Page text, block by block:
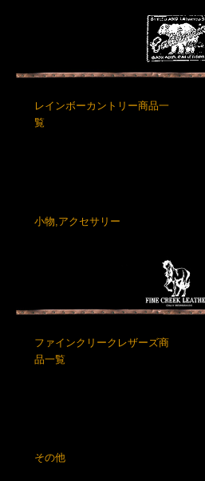
レインボーカントリー商品一
覧
小物,アクセサリー
ファインクリークレザーズ商
品一覧
その他